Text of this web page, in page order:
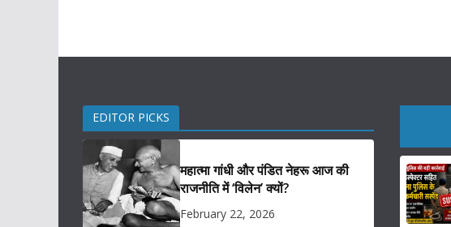
EDITOR PICKS
महात्मा गांधी और पंडित नेहरू आज की
राजनीति में ‘विलेन’ क्यों?
February 22, 2026